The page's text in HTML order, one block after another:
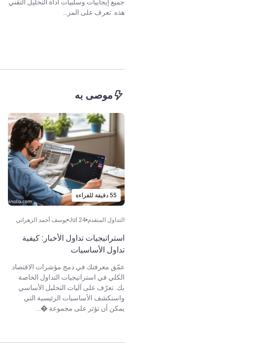
جميع إيجابيات وسلبيات أداة التحليل التقني
هذه. تعرف على المز...
موصى به
55 دقيقة للقراءة
التداول المتقدم Jul 24 يوسف أحمد الزهراني
استراتيجيات تداول الأخبار: كيفية
تداول الأساسيات
عمّق معرفتك في دمج مؤشرات الاقتصاد
الكلي في استراتيجيات التداول الخاصة
بك. تعرّف على آليات التحليل الأساسي
واستكشف الأساسيات الرئيسية التي
يمكن أن تؤثر على مجموعة �...